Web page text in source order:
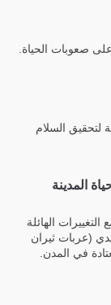
صعوبات الحياة.
لتحقيق السلام
المدينة
الهائلة
(عربات ثيران
في المدن.